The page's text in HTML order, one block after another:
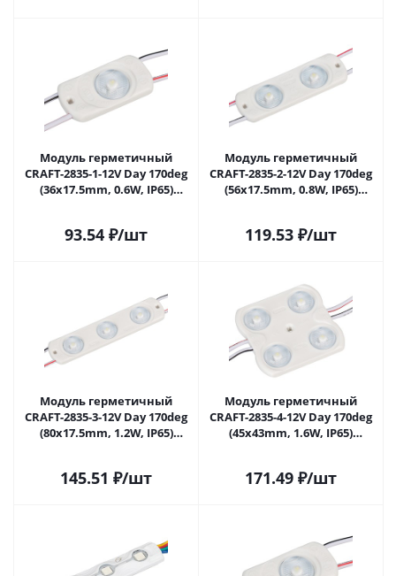
Модуль герметичный
CRAFT-2835-1-12V Day 170deg
(36x17.5mm, 0.6W, IP65)
93.54 ₽/шт
Модуль герметичный
CRAFT-2835-2-12V Day 170deg
(56х17.5mm, 0.8W, IP65)
119.53 ₽/шт
Модуль герметичный
CRAFT-2835-3-12V Day 170deg
(80x17.5mm, 1.2W, IP65)
145.51 ₽/шт
Модуль герметичный
CRAFT-2835-4-12V Day 170deg
(45x43mm, 1.6W, IP65)
171.49 ₽/шт